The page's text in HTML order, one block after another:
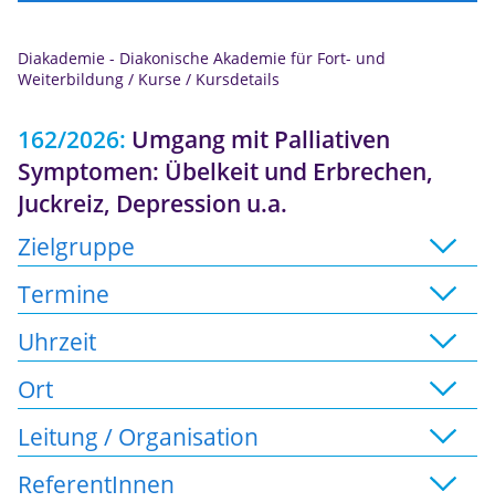
Diakademie - Diakonische Akademie für Fort- und
Weiterbildung / Kurse / Kursdetails
162/2026: Umgang mit Palliativen
Symptomen: Übelkeit und Erbrechen,
Juckreiz, Depression u.a.
Zielgruppe
Termine
Uhrzeit
Ort
Leitung / Organisation
ReferentInnen